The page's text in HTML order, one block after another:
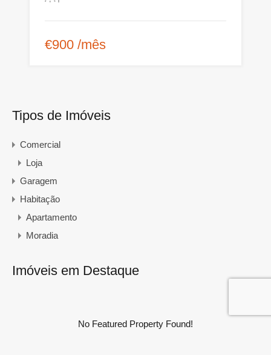
€900 /mês
Tipos de Imóveis
Comercial
Loja
Garagem
Habitação
Apartamento
Moradia
Imóveis em Destaque
No Featured Property Found!